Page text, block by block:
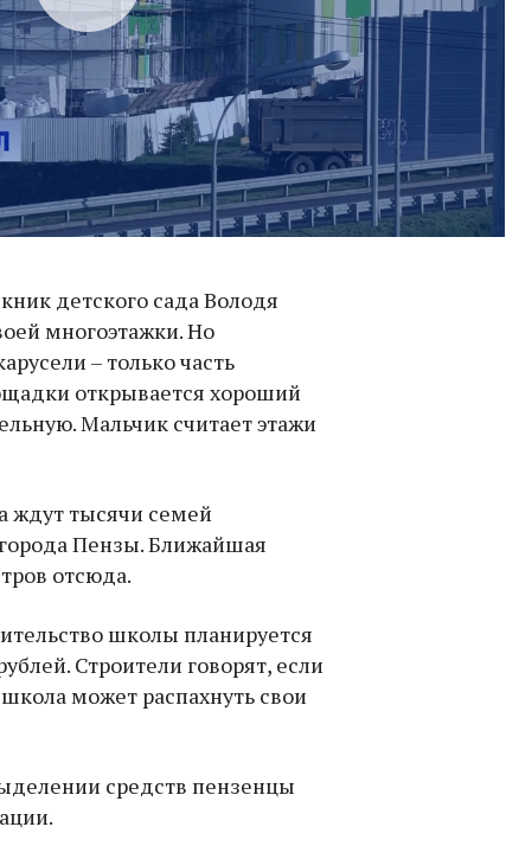
детского сада Володя
многоэтажки. Но
– только часть
открывается хороший
Мальчик считает этажи
ждут тысячи семей
Пензы. Ближайшая
отсюда.
школы планируется
Строители говорят, если
может распахнуть свои
средств пензенцы
18:30 10 сентября 2025